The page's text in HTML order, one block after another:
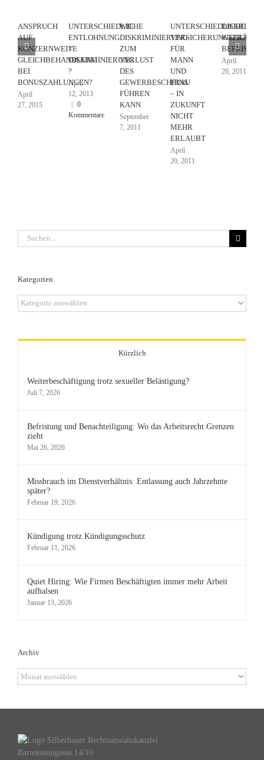
ANSPRUCH
AUF
KONZERNWEITE
GLEICHBEHANDLUNG
BEI
BONUSZAHLUNGEN?
April
27, 2015
UNTERSCHIEDLICHE
ENTLOHNUNG
=
DISKRMINIERUNG
?
April
12, 2013
| 0
Kommentare
WIE
DISKRIMINIERUNG
ZUM
VERLUST
DES
GEWERBESCHEINS
FÜHREN
KANN
September
7, 2011
UNTERSCHIEDLICHE
FÜR
MANN
UND
FRAU
– IN
ZUKUNFT
NICHT
MEHR
ERLAUBT
April
20, 2011
WEGEN
April
20, 2011
Suche
nach:
Kategorien
Kategorien
Kürzlich
Weiterbeschäftigung trotz sexueller Belästigung?
Juli 7, 2026
Befristung und Benachteiligung: Wo das Arbeitsrecht Grenzen
zieht
Mai 26, 2026
Missbrauch im Dienstverhältnis: Entlassung auch Jahrzehnte
später?
Februar 19, 2026
Kündigung trotz Kündigungsschutz
Februar 11, 2026
Quiet Hiring: Wie Firmen Beschäftigten immer mehr Arbeit
aufhalsen
Januar 13, 2026
Archiv
Archiv
Bartensteingasse 14/10